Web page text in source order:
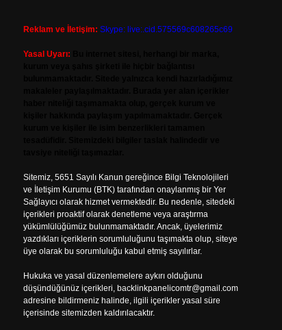
Reklam ve İletişim: Skype: live:.cid.575569c608265c69
Yasal Uyarı:
Sitemiz, 5651 Sayılı Kanun gereğince Bilgi Teknolojileri
ve İletişim Kurumu (BTK) tarafından onaylanmış bir Yer
Sağlayıcı olarak hizmet vermektedir. Bu nedenle, sitedeki
içerikleri proaktif olarak denetleme veya araştırma
yükümlülüğümüz bulunmamaktadır. Ancak, üyelerimiz
yazdıkları içeriklerin sorumluluğunu taşımakta olup, siteye
üye olarak bu sorumluluğu kabul etmiş sayılırlar.
Hukuka ve yasal düzenlemelere aykırı olduğunu
düşündüğünüz içerikleri, backlinkpanelicomtr@gmail.com
adresine bildirmeniz halinde, ilgili içerikler yasal süre
içerisinde sitemizden kaldırılacaktır.